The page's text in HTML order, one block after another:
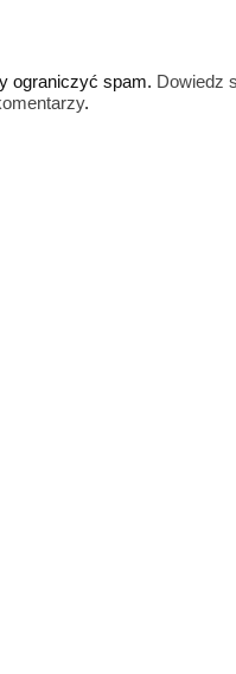
ograniczyć spam. Dowiedz
.